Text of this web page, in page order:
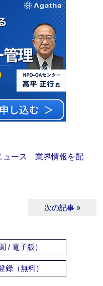
ュース 業界情報を配
次の記事 »
/ 電子版）
録（無料）